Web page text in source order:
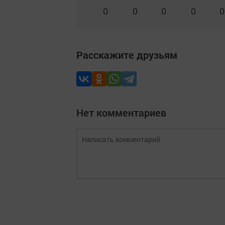
0 0 0 0 0
Расскажите друзьям
Нет комментариев